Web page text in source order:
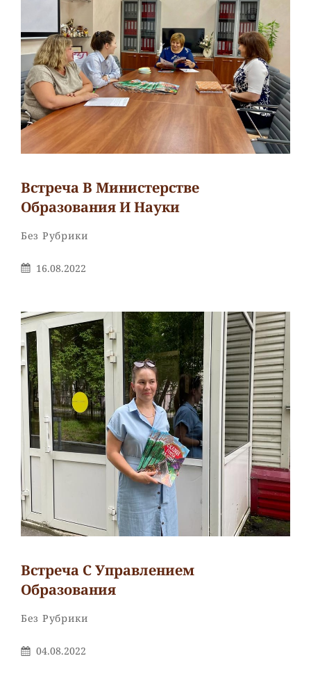
Встреча В Министерстве
Образования И Науки
Рубрики
Без Рубрики
Опубликовано
16.08.2022
Встреча С Управлением
Образования
Рубрики
Без Рубрики
Опубликовано
04.08.2022